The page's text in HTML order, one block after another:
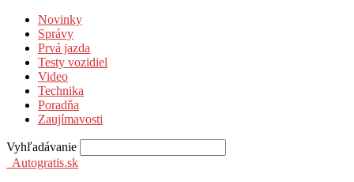
Novinky
Správy
Prvá jazda
Testy vozidiel
Video
Technika
Poradňa
Zaujímavosti
Vyhľadávanie
Autogratis.sk